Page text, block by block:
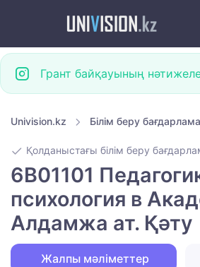
Грант байқауының
Univision.kz Білім беру
Қолданыстағы білім беру
6B01101
психология в
Алдамжа ат. Қәту
Жалпы мәліметтер